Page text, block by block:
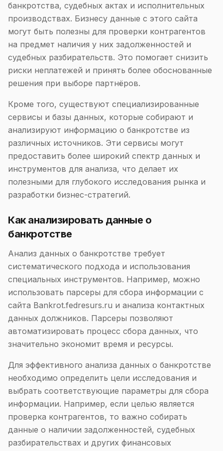
банкротства, судебных актах и исполнительных
производствах. Бизнесу данные с этого сайта
могут быть полезны для проверки контрагентов
на предмет наличия у них задолженностей и
судебных разбирательств. Это помогает снизить
риски неплатежей и принять более обоснованные
решения при выборе партнёров.
Кроме того, существуют специализированные
сервисы и базы данных, которые собирают и
анализируют информацию о банкротстве из
различных источников. Эти сервисы могут
предоставить более широкий спектр данных и
инструментов для анализа, что делает их
полезными для глубокого исследования рынка и
разработки бизнес-стратегий.
Как анализировать данные о
банкротстве
Анализ данных о банкротстве требует
систематического подхода и использования
специальных инструментов. Например, можно
использовать парсеры для сбора информации с
сайта Bankrot.fedresurs.ru и анализа контактных
данных должников. Парсеры позволяют
автоматизировать процесс сбора данных, что
значительно экономит время и ресурсы.
Для эффективного анализа данных о банкротстве
необходимо определить цели исследования и
выбрать соответствующие параметры для сбора
информации. Например, если целью является
проверка контрагентов, то важно собирать
данные о наличии задолженностей, судебных
разбирательствах и других финансовых